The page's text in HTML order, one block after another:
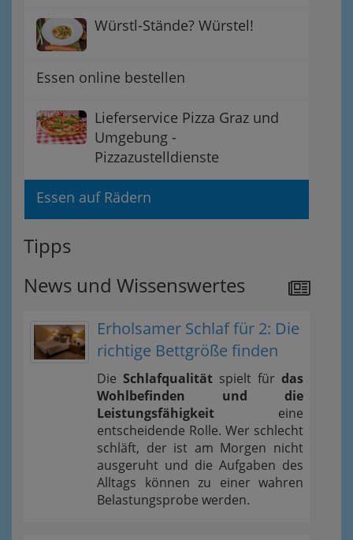
Würstl-Stände? Würstel!
Essen online bestellen
Lieferservice Pizza Graz und
Umgebung -
Pizzazustelldienste
Essen auf Rädern
Tipps
News und Wissenswertes
Erholsamer Schlaf für 2: Die
richtige Bettgröße finden
Die Schlafqualität spielt für das
Wohlbefinden und die
Leistungsfähigkeit eine
entscheidende Rolle. Wer schlecht
schläft, der ist am Morgen nicht
ausgeruht und die Aufgaben des
Alltags können zu einer wahren
Belastungsprobe werden.